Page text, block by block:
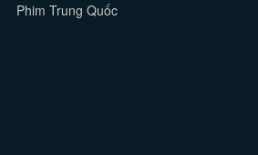
Phim Trung Quốc